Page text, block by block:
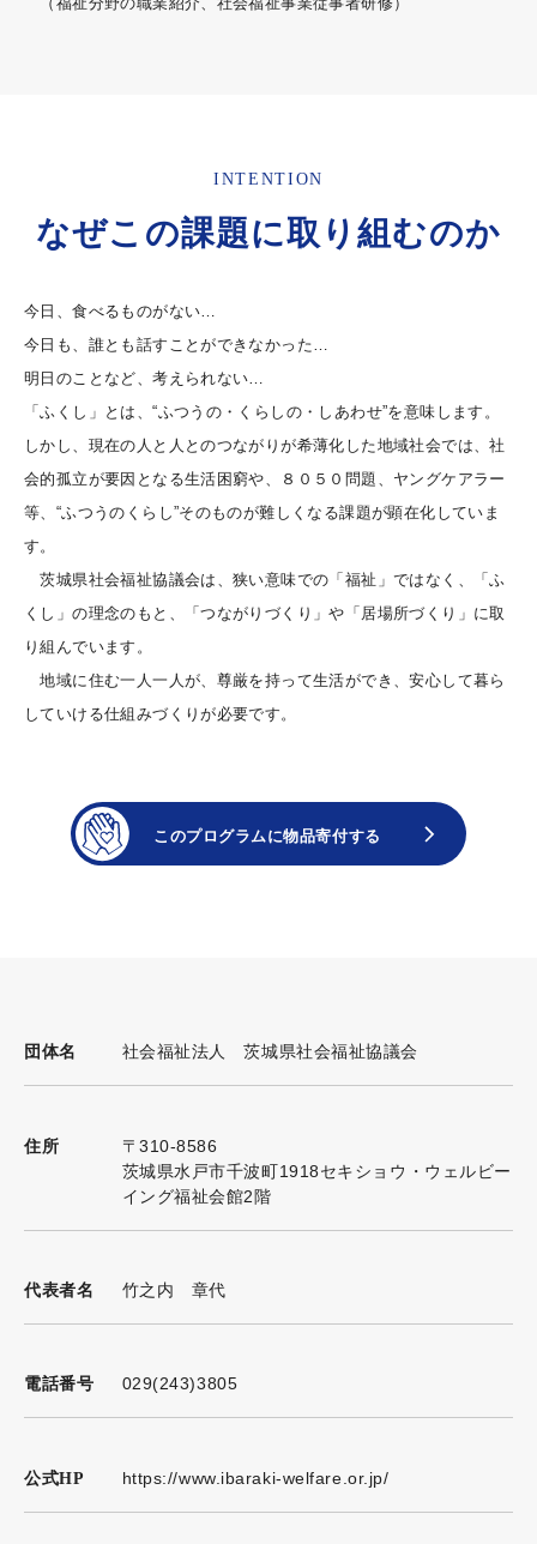
INTENTION
なぜこの課題に取り組むのか
今日、食べるものがない…
今日も、誰とも話すことができなかった…
明日のことなど、考えられない…
「ふくし」とは、“ふつうの・くらしの・しあわせ”を意味します。
しかし、現在の人と人とのつながりが希薄化した地域社会では、社
会的孤立が要因となる生活困窮や、８０５０問題、ヤングケアラー
等、“ふつうのくらし”そのものが難しくなる課題が顕在化していま
す。
茨城県社会福祉協議会は、狭い意味での「福祉」ではなく、「ふ
くし」の理念のもと、「つながりづくり」や「居場所づくり」に取
り組んでいます。
地域に住む一人一人が、尊厳を持って生活ができ、安心して暮ら
していける仕組みづくりが必要です。
団体名 社会福祉法人 茨城県社会福祉協議会
住所
〒310-8586
茨城県水戸市千波町1918セキショウ・ウェルビー
イング福祉会館2階
代表者名 竹之内 章代
電話番号 029(243)3805
公式HP https://www.ibaraki-welfare.or.jp/